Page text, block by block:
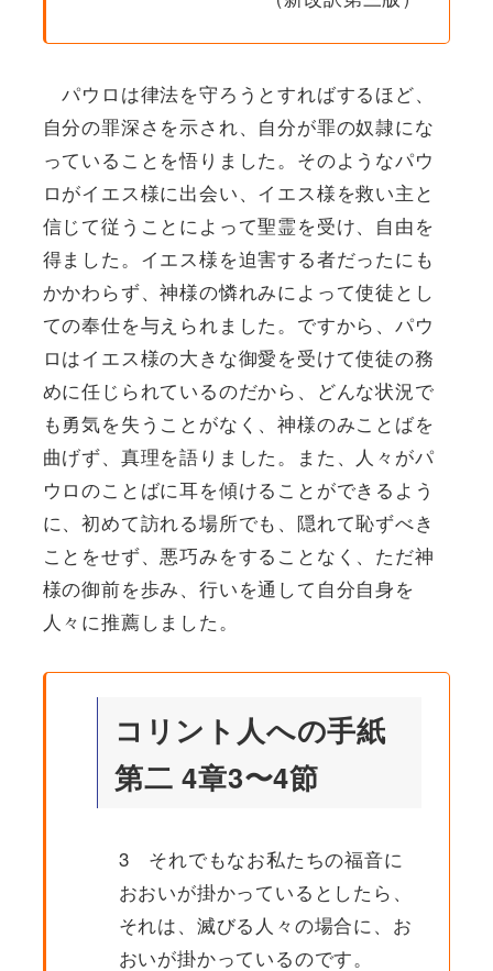
パウロは律法を守ろうとすればするほど、
自分の罪深さを示され、自分が罪の奴隷にな
っていることを悟りました。そのようなパウ
ロがイエス様に出会い、イエス様を救い主と
信じて従うことによって聖霊を受け、自由を
得ました。イエス様を迫害する者だったにも
かかわらず、神様の憐れみによって使徒とし
ての奉仕を与えられました。ですから、パウ
ロはイエス様の大きな御愛を受けて使徒の務
めに任じられているのだから、どんな状況で
も勇気を失うことがなく、神様のみことばを
曲げず、真理を語りました。また、人々がパ
ウロのことばに耳を傾けることができるよう
に、初めて訪れる場所でも、隠れて恥ずべき
ことをせず、悪巧みをすることなく、ただ神
様の御前を歩み、行いを通して自分自身を
人々に推薦しました。
コリント人への手紙
第二 4章3〜4節
3 それでもなお私たちの福音に
おおいが掛かっているとしたら、
それは、滅びる人々の場合に、お
おいが掛かっているのです。